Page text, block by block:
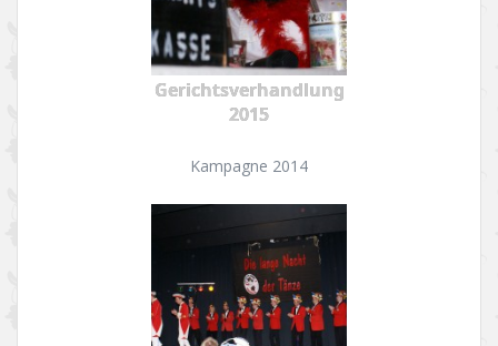
Gerichtsverhandlung
2015
Kampagne 2014